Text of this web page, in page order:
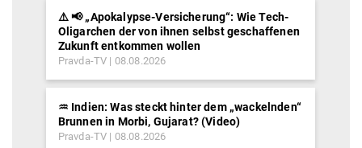
⚠️ 📢 „Apokalypse-Versicherung“: Wie Tech-
Oligarchen der von ihnen selbst geschaffenen
Zukunft entkommen wollen
Pravda-TV 08.08.2026
♒︎ Indien: Was steckt hinter dem „wackelnden“
Brunnen in Morbi, Gujarat? (Video)
Pravda-TV 08.08.2026